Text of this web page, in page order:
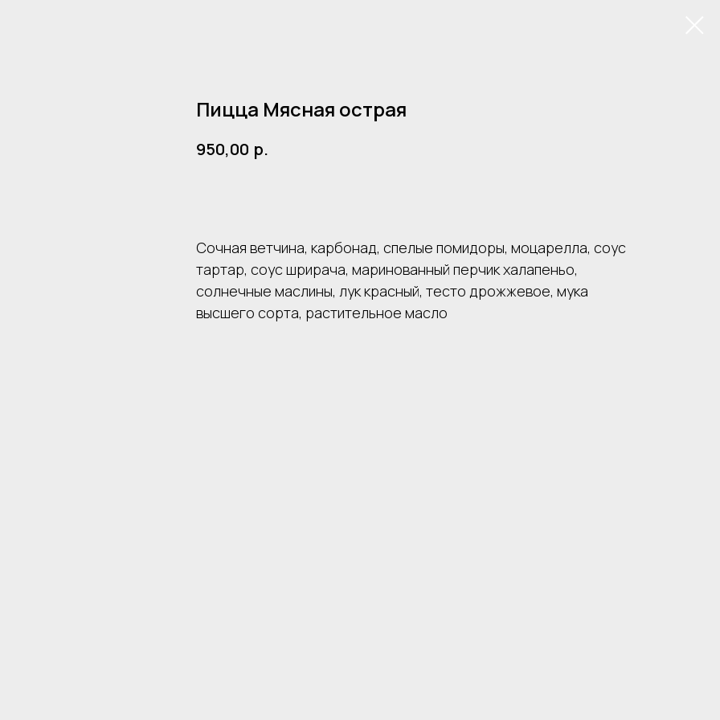
Пицца Мясная острая
950,00 р.
Сочная ветчина, карбонад, спелые помидоры, моцарелла, соус
тартар, соус шрирача, маринованный перчик халапеньо,
солнечные маслины, лук красный, тесто дрожжевое, мука
высшего сорта, растительное масло